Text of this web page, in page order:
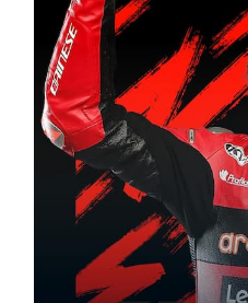
PARTIRA
EN
POSITION
POUR
LA
3ÈME
FOIS
CONSÉCUTIVE
AUX
HEURES
MOTOS
SUR
LE